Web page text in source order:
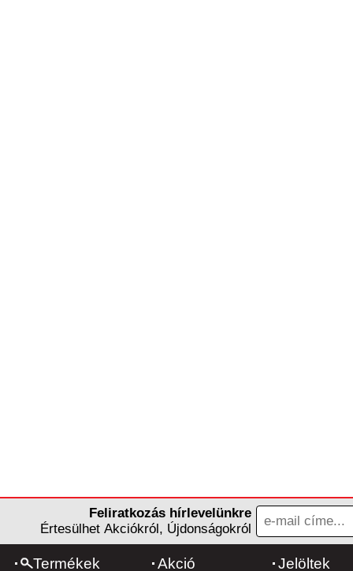
Feliratkozás hírlevelünkre
Értesülhet Akciókról, Újdonságokról
Termékek Akció Jelöltek